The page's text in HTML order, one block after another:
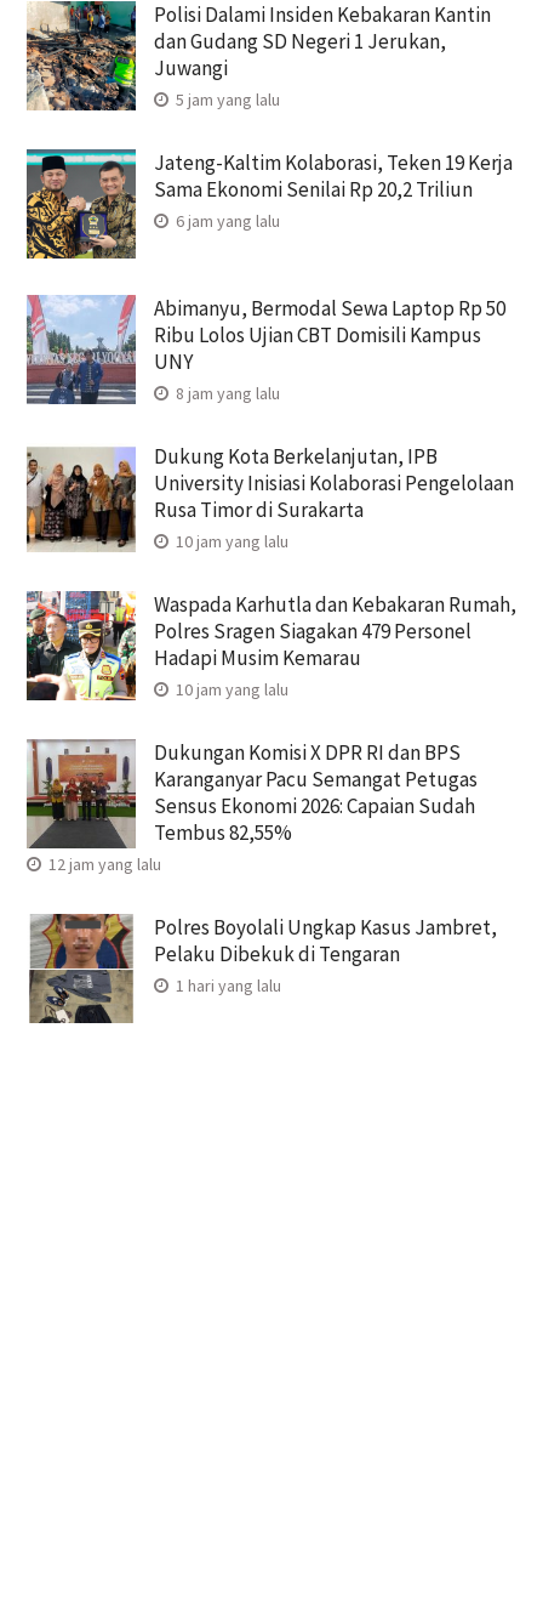
Polisi Dalami Insiden Kebakaran Kantin
dan Gudang SD Negeri 1 Jerukan,
Juwangi
5 jam yang lalu
Jateng-Kaltim Kolaborasi, Teken 19 Kerja
Sama Ekonomi Senilai Rp 20,2 Triliun
6 jam yang lalu
Abimanyu, Bermodal Sewa Laptop Rp 50
Ribu Lolos Ujian CBT Domisili Kampus
UNY
8 jam yang lalu
Dukung Kota Berkelanjutan, IPB
University Inisiasi Kolaborasi Pengelolaan
Rusa Timor di Surakarta
10 jam yang lalu
Waspada Karhutla dan Kebakaran Rumah,
Polres Sragen Siagakan 479 Personel
Hadapi Musim Kemarau
10 jam yang lalu
Dukungan Komisi X DPR RI dan BPS
Karanganyar Pacu Semangat Petugas
Sensus Ekonomi 2026: Capaian Sudah
Tembus 82,55%
12 jam yang lalu
Polres Boyolali Ungkap Kasus Jambret,
Pelaku Dibekuk di Tengaran
1 hari yang lalu